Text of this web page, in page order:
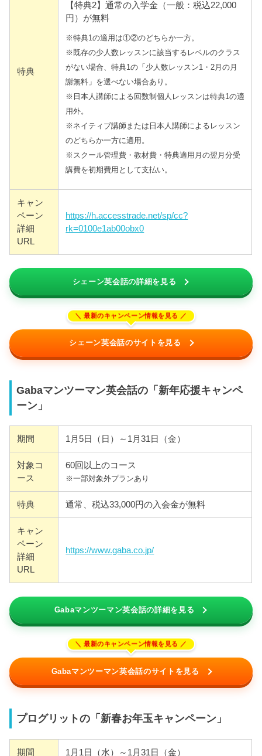
特典
【特典2】通常の入学金（一般：税込22,000
円）が無料
※特典1の適用は①②のどちらか一方。
※既存の少人数レッスンに該当するレベルのクラス
がない場合、特典1の「少人数レッスン1・2月の月
謝無料」を選べない場合あり。
※日本人講師による回数制個人レッスンは特典1の適
用外。
※ネイティブ講師または日本人講師によるレッスン
のどちらか一方に適用。
※スクール管理費・教材費・特典適用月の翌月分受
講費を初期費用として支払い。
キャン
ペーン
詳細
URL
https://h.accesstrade.net/sp/cc?
rk=0100e1ab00obx0
シェーン英会話の詳細を見る
シェーン英会話のサイトを見る
Gabaマンツーマン英会話の「新年応援キャンペ
ーン」
期間 1月5日（日）～1月31日（金）
対象コ
ース
60回以上のコース
※一部対象外プランあり
特典 通常、税込33,000円の入会金が無料
キャン
ペーン
詳細
URL
https://www.gaba.co.jp/
Gabaマンツーマン英会話の詳細を見る
Gabaマンツーマン英会話のサイトを見る
プログリットの「新春お年玉キャンペーン」
期間 1月1日（水）～1月31日（金）